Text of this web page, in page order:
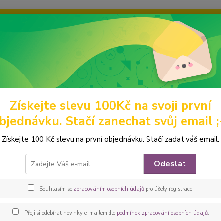
grafiku? Mám jich mnohem víc – napište mi a společně
Hledat
Peněženky Malé Mincovky Peštovka Mincovka *čivava*
Mincovka *čivava*
Získejte slevu 100Kč na svoji první
Stačí zanechat svůj email
Získejte 100 Kč slevu na první objednávku. Stačí zadat váš email.
Odeslat
Souhlasím se zpracováním osobních údajůpro účely registrace.
Přeji si odebírat novinky e-mailem dle podmínek zpracování osobních údajů.